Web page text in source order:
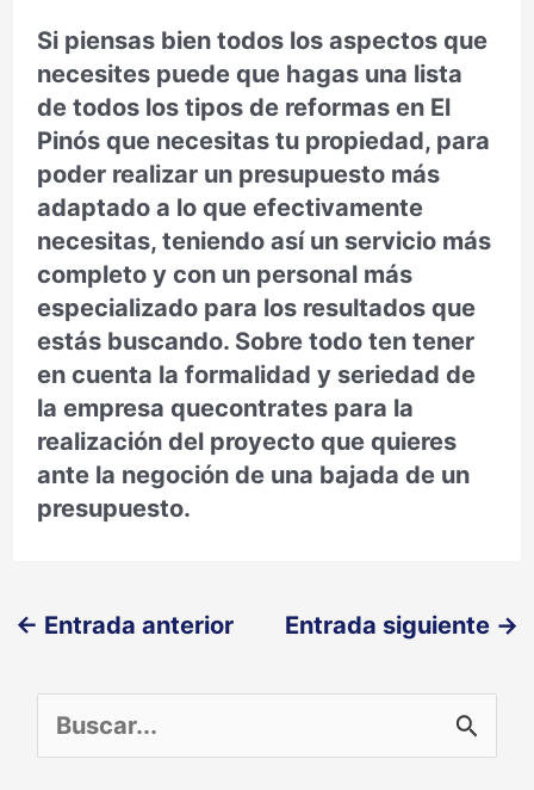
Si piensas bien todos los aspectos que
necesites puede que hagas una lista
de todos los tipos de reformas en El
Pinós que necesitas tu propiedad, para
poder realizar un presupuesto más
adaptado a lo que efectivamente
necesitas, teniendo así un servicio más
completo y con un personal más
especializado para los resultados que
estás buscando. Sobre todo ten tener
en cuenta la formalidad y seriedad de
la empresa quecontrates para la
realización del proyecto que quieres
ante la negoción de una bajada de un
presupuesto.
← Entrada anterior Entrada siguiente →